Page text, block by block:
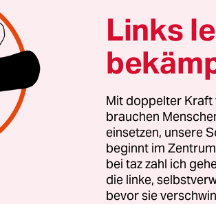
partiler tarafından seçiliyor.
temsilcilerden
partisi ne derse o oluyor.
yer alan Amerikan yapımı
Türkiye Cumhuriyeti
talebi üzerine 1
ise Nihat Sırdar’ın sunduğu
“patates cipsinin yanında bira
gün yayın durdurma cezası
Links
Mit doppelter Kraft
brauchen
einsetzen, unsere
beginnt im
bei taz zahl ich
die linke,
bevor sie